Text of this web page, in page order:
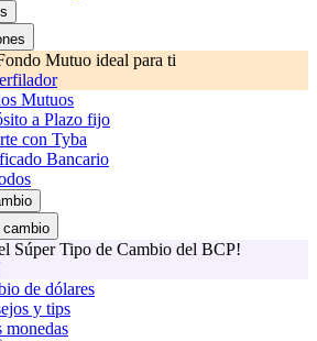
Mutuo ideal para ti
Mutuos
a Plazo fijo
con Tyba
Bancario
Súper Tipo de Cambio del BCP!
de dólares
y tips
monedas